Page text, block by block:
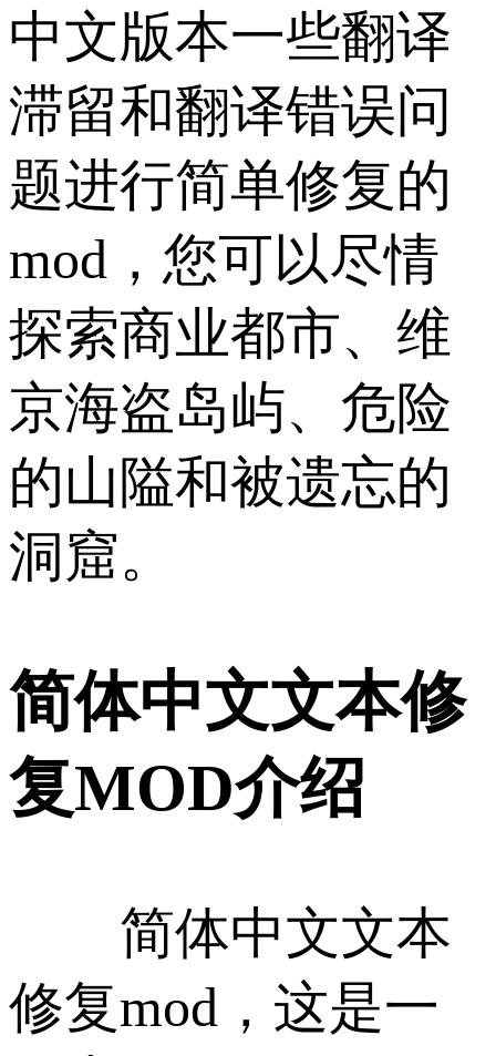
中文版本一些翻译
滞留和翻译错误问
题进行简单修复的
mod，您可以尽情
探索商业都市、维
京海盗岛屿、危险
的山隘和被遗忘的
洞窟。
简体中文文本修
复MOD介绍
简体中文文本
修复mod，这是一